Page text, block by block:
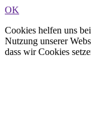
OK
Cookies helfen uns
Nutzung unserer
dass wir Cookies